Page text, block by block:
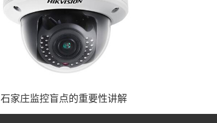
石家庄监控盲点的重要性讲解